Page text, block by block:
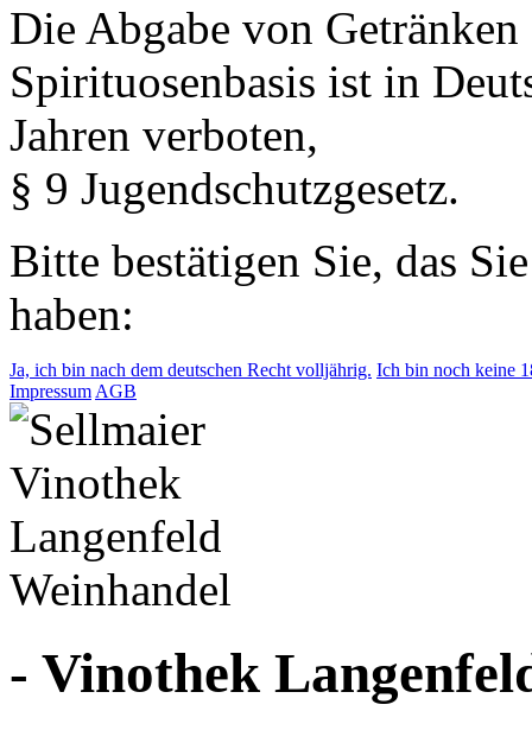
Die Abgabe von
Spirituosenbasis ist in
Jahren verboten,
§ 9 Jugendschutzgesetz.
Bitte bestätigen Sie, das
haben:
Ja, ich bin nach dem deutschen Recht volljährig. Ich bin noch keine
Impressum AGB
- Vinothek